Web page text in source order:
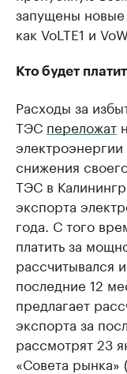
запущены новые
как VoLTE1 и
Кто будет
Расходы за
ТЭС переложат
снижения
ТЭС в
экспорта
года. С того
платить за
рассчитывался
последние 12
предлагает
экспорта за
рассмотрят 23
«Совета рынка»